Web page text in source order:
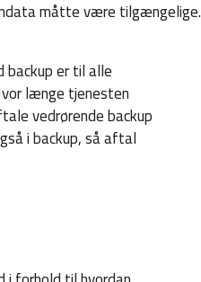
måtte være tilgængelige.
er til alle
længe tjenesten
vedrørende backup
i backup, så aftal